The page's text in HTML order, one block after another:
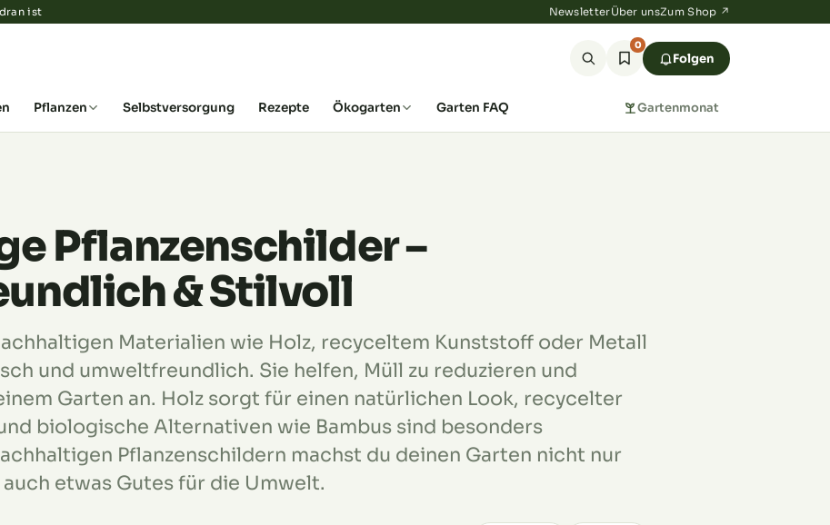
ist NewsletterÜber unsZum Shop ↗
0
Folgen
Pflanzen Selbstversorgung Rezepte Ökogarten Garten FAQ Gartenmonat
Pflanzenschilder –
& Stilvoll
Materialien wie Holz, recyceltem Kunststoff oder Metall
und umweltfreundlich. Sie helfen, Müll zu reduzieren und
Garten an. Holz sorgt für einen natürlichen Look, recycelter
biologische Alternativen wie Bambus sind besonders
Pflanzenschildern machst du deinen Garten nicht nur
etwas Gutes für die Umwelt.